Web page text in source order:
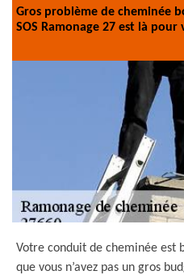
Gros problème de cheminée
SOS Ramonage 27 est là pour
Votre conduit de cheminée est
que vous n’avez pas un gros